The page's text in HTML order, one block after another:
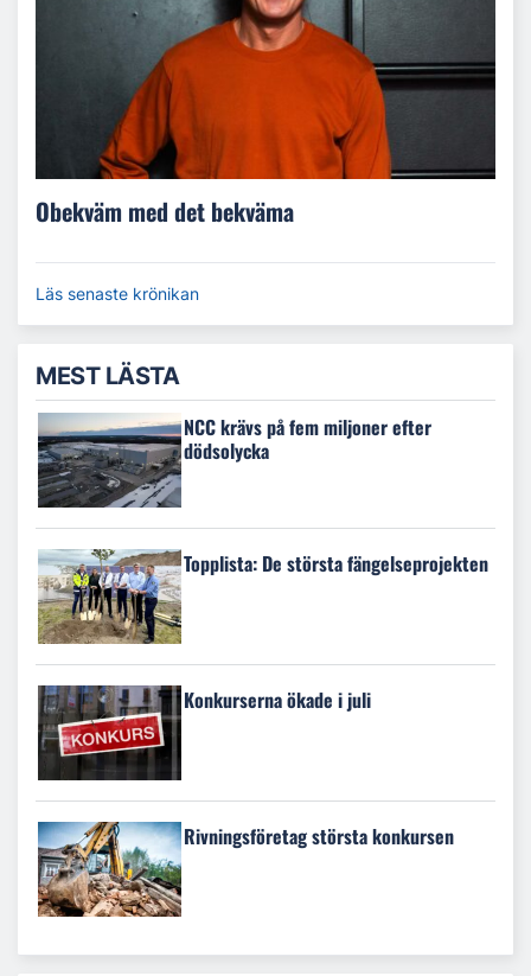
Obekväm med det bekväma
Läs senaste krönikan
MEST LÄSTA
NCC krävs på fem miljoner efter
dödsolycka
Topplista: De största fängelseprojekten
Konkurserna ökade i juli
Rivningsföretag största konkursen